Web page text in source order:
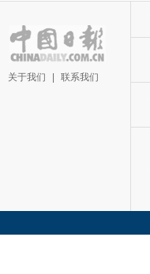
关于我们 联系我们